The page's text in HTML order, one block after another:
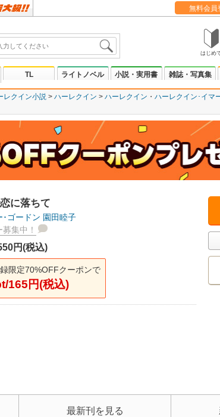
無料会員
はじめ
TL ライトノベル 小説・実用書 雑誌・写真集
レクイン小説 ハーレクイン ハーレクイン ハーレクイン･イマ
に落ちて
･ゴードン 園田睦子
集中！
円(税込)
限定70%OFFクーポンで
165円(税込)
最新刊を見る